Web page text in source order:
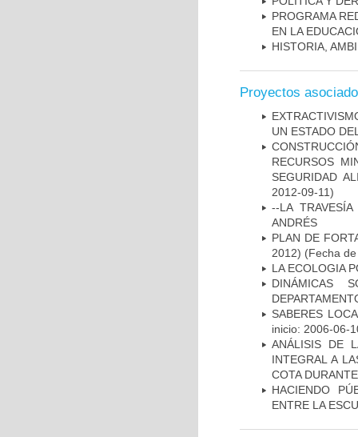
PROGRAMA
EN LA
HISTORIA,
Proyectos
UN ESTADO
RECURSOS
SEGURIDAD
2012-09-11)
--LA
ANDRÉS
PLAN DE
2012) (Fecha
LA ECOLOGIA
DINÁMICAS
SABERES
inicio: 2006-06-
ANÁLISIS DE
INTEGRAL A
COTA
HACIENDO
ENTRE LA